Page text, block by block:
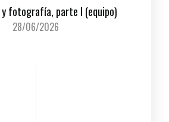
y fotografía, parte I (equipo)
28/06/2026